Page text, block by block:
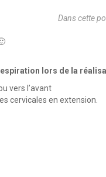
Dans cette
lors de la
vers l’avant
cervicales en extension.